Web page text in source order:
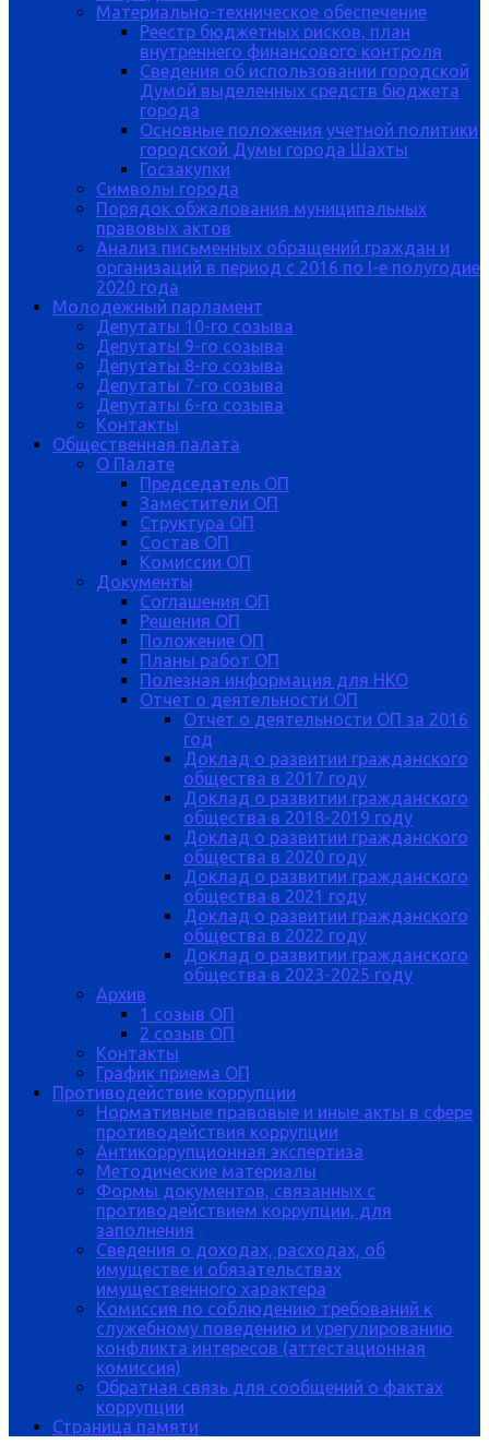
Материально-техническое обеспечение
Реестр бюджетных рисков, план
внутреннего финансового контроля
Сведения об использовании городской
Думой выделенных средств бюджета
города
Основные положения учетной политики
городской Думы города Шахты
Госзакупки
Символы города
Порядок обжалования муниципальных
правовых актов
Анализ письменных обращений граждан и
организаций в период с 2016 по I-е полугодие
2020 года
Молодежный парламент
Депутаты 10-го созыва
Депутаты 9-го созыва
Депутаты 8-го созыва
Депутаты 7-го созыва
Депутаты 6-го созыва
Контакты
Общественная палата
О Палате
Председатель ОП
Заместители ОП
Структура ОП
Состав ОП
Комиссии ОП
Документы
Соглашения ОП
Решения ОП
Положение ОП
Планы работ ОП
Полезная информация для НКО
Отчет о деятельности ОП
Отчет о деятельности ОП за 2016
год
Доклад о развитии гражданского
общества в 2017 году
Доклад о развитии гражданского
общества в 2018-2019 году
Доклад о развитии гражданского
общества в 2020 году
Доклад о развитии гражданского
общества в 2021 году
Доклад о развитии гражданского
общества в 2022 году
Доклад о развитии гражданского
общества в 2023-2025 году
Архив
1 созыв ОП
2 созыв ОП
Контакты
График приема ОП
Противодействие коррупции
Нормативные правовые и иные акты в сфере
противодействия коррупции
Антикоррупционная экспертиза
Методические материалы
Формы документов, связанных с
противодействием коррупции, для
заполнения
Сведения о доходах, расходах, об
имуществе и обязательствах
имущественного характера
Комиссия по соблюдению требований к
служебному поведению и урегулированию
конфликта интересов (аттестационная
комиссия)
Обратная связь для сообщений о фактах
коррупции
Страница памяти